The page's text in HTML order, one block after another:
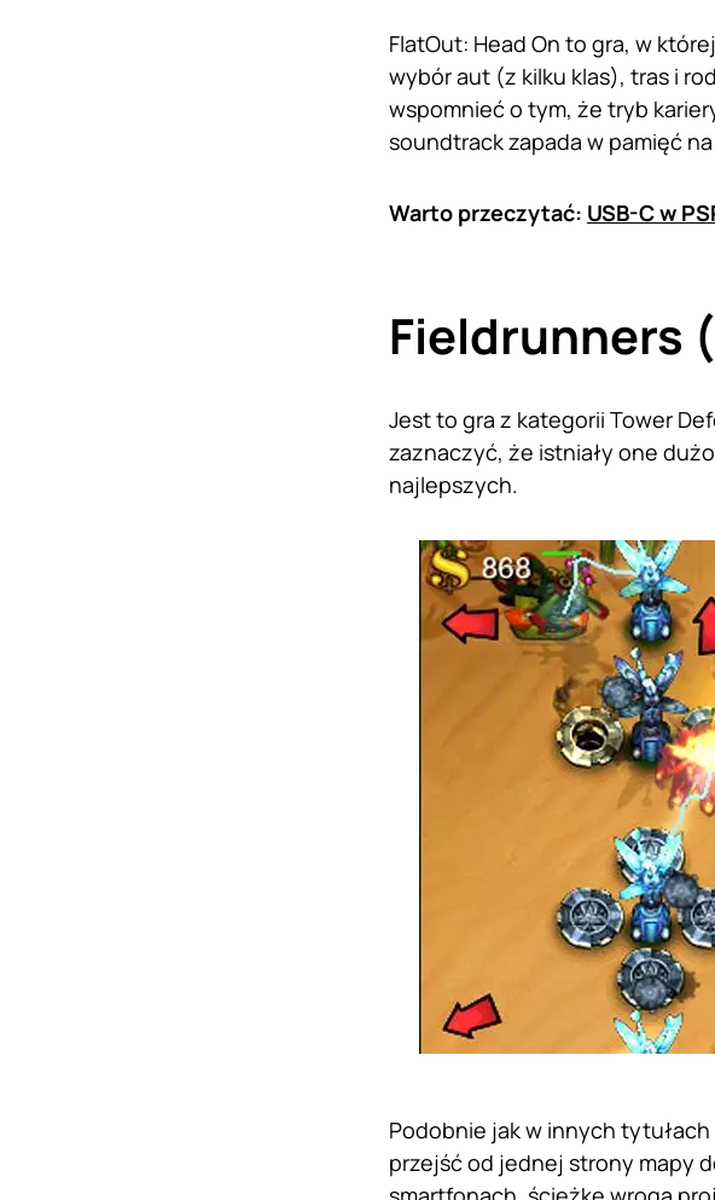
FlatOut: Head On to gra, w
wybór aut (z kilku klas), tras i
wspomnieć o tym, że tryb
soundtrack zapada w pamięć
Warto przeczytać: USB-C w
Fieldrunners
Jest to gra z kategorii Tower
zaznaczyć, że istniały one
najlepszych.
Podobnie jak w innych
przejść od jednej strony mapy